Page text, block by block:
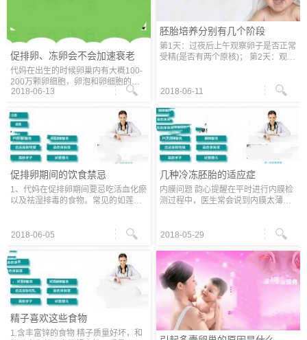
促排卵、冻卵会不会加速衰老
代妈在出生的时候卵巢内有大概100-
200万颗卵细胞，卵泡和卵细胞的数
量只会减少而不会增加，需要注意的
心提醒在冷冻卵子的过程中注射促排
卵
2018-06-13
胚胎培养分别有几个阶段
第1天：过夜后上午观察卵子是否正常
受精(是否有两个原核)； 第2天：观察
天：观察受精卵是否分裂，看是几细
2018-06-11
促排卵期间的饮食禁忌
1、代妈在促排卵期间要忌吃活血化瘀
以及祛湿排毒的食物。常见的如莲
咖啡、茶叶等食物。 3、韵心提醒在
2018-06-05
几种冷冻胚胎的适应症
内膜问题 韵心提醒在平时进行内膜检
测过程中，医生常会说到内膜太薄、
等。以上这些情况不利于胚胎着床和
2018-05-29
精子喜欢这些食物
1.含丰富锌的食物 精子质量好坏，和